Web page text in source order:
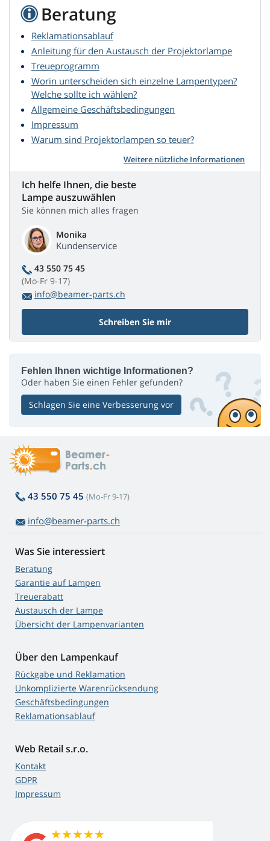
Beratung
Reklamationsablauf
Anleitung für den Austausch der Projektorlampe
Treueprogramm
Worin unterscheiden sich einzelne Lampentypen?
Welche sollte ich wählen?
Allgemeine Geschäftsbedingungen
Impressum
Warum sind Projektorlampen so teuer?
Weitere nützliche Informationen
Ich helfe Ihnen, die beste
Lampe auszuwählen
Sie können mich alles fragen
Monika
Kundenservice
43 550 75 45
(Mo-Fr 9-17)
info@beamer-parts.ch
Schreiben Sie mir
Fehlen Ihnen wichtige Informationen?
Oder haben Sie einen Fehler gefunden?
Schlagen Sie eine Verbesserung vor
43 550 75 45 (Mo-Fr 9-17)
info@beamer-parts.ch
Was Sie interessiert
Beratung
Garantie auf Lampen
Treuerabatt
Austausch der Lampe
Übersicht der Lampenvarianten
Über den Lampenkauf
Rückgabe und Reklamation
Unkomplizierte Warenrücksendung
Geschäftsbedingungen
Reklamationsablauf
Web Retail s.r.o.
Kontakt
GDPR
Impressum